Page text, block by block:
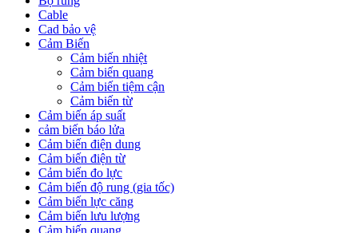
Cable
Cad bảo vệ
Cảm Biến
Cảm biến nhiệt
Cảm biến quang
Cảm biến tiệm cận
Cảm biến từ
Cảm biến áp suất
cảm biến báo lửa
Cảm biến điện dung
Cảm biến điện từ
Cảm biến đo lực
Cảm biến độ rung (gia tốc)
Cảm biến lực căng
Cảm biến lưu lượng
Cảm biến quang